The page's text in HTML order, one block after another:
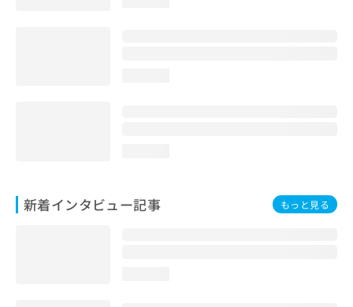
新着インタビュー記事 もっと見る